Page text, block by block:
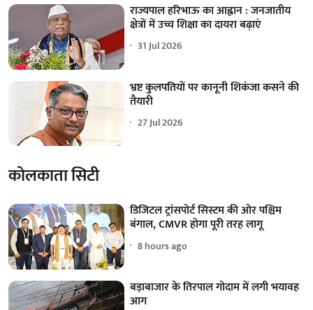
राज्यपाल हरिभाऊ का आह्वान : जनजातीय
क्षेत्रों में उच्च शिक्षा का दायरा बढ़ाएं
31 Jul 2026
भ्रष्ट कुलपतियों पर कानूनी शिकंजा कसने की
तैयारी
27 Jul 2026
कोलकाता सिटी
डिजिटल ट्रांसपोर्ट सिस्टम की ओर पश्चिम
बंगाल, CMVR होगा पूरी तरह लागू
8 hours ago
बड़ाबाजार के तिरपाल गोदाम में लगी भयावह
आग